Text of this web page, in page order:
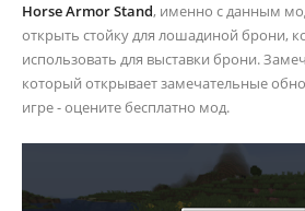
Horse Armor Stand, именно с данным
открыть стойку для лошадиной брони,
использовать для выставки брони.
который открывает замечательные
игре - оцените бесплатно мод.